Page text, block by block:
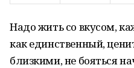
Надо жить со вкусом,
как единственный,
близкими, не бояться